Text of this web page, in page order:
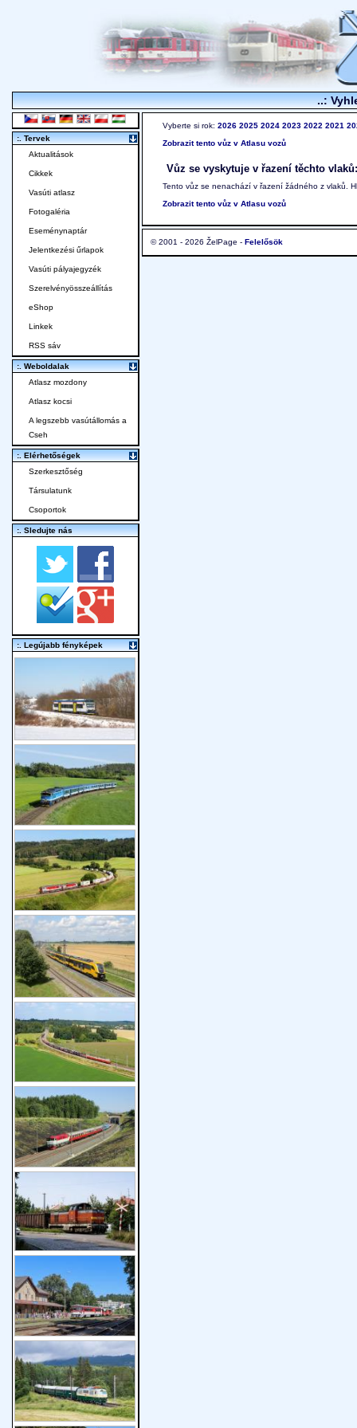
..:
Vyberte si rok: 2026 2025 2024 2023 2022 2021
Zobrazit tento vůz v Atlasu vozů
Vůz se vyskytuje v řazení těchto vlaků:
Tento vůz se nenachází v řazení žádného z vlaků.
Zobrazit tento vůz v Atlasu vozů
© 2001 - 2026 ŽelPage - Felelősök
:. Tervek
Aktualitások
Cikkek
Vasúti atlasz
Fotogaléria
Eseménynaptár
Jelentkezési űrlapok
Vasúti pályajegyzék
Szerelvényösszeállítás
eShop
Linkek
RSS sáv
:. Weboldalak
Atlasz mozdony
Atlasz kocsi
A legszebb vasútállomás a
Cseh
:. Elérhetőségek
Szerkesztőség
Társulatunk
Csoportok
:. Sledujte nás
:. Legújabb fényképek